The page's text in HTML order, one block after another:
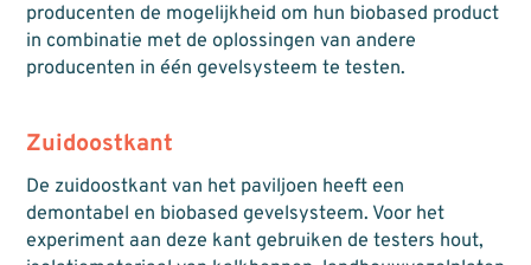
producenten de mogelijkheid om hun biobased product
in combinatie met de oplossingen van andere
producenten in één gevelsysteem te testen.
Zuidoostkant
De zuidoostkant van het paviljoen heeft een
demontabel en biobased gevelsysteem. Voor het
experiment aan deze kant gebruiken de testers hout,